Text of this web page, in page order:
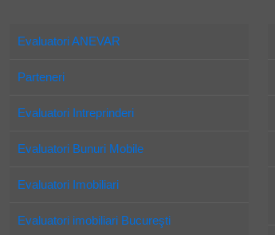
Evaluatori ANEVAR
Parteneri
Evaluatori Intreprinderi
Evaluatori Bunuri Mobile
Evaluatori Imobiliari
Evaluatori imobiliari Bucureşti